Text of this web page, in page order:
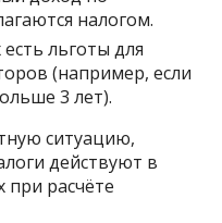
налогом.
льготы для
(например, если
3 лет).
ситуацию,
действуют в
при расчёте